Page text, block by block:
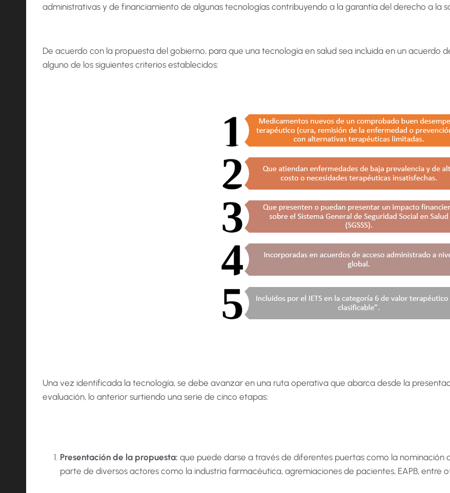
administrativas y de financiamiento de algunas tecnologías contribuyendo a la garantía del derecho a la
De acuerdo con la propuesta del gobierno, para que una tecnología en salud sea incluida en un acuerdo
alguno de los siguientes criterios establecidos:
Una vez identificada la tecnología, se debe avanzar en una ruta operativa que abarca desde la
evaluación, lo anterior surtiendo una serie de cinco etapas:
Presentación de la propuesta: que puede darse a través de diferentes puertas como la nominación
parte de diversos actores como la industria farmacéutica, agremiaciones de pacientes, EAPB, entre